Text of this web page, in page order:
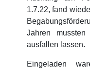
1.7.22, fand
Jahren
ausfallen lassen.
Eingeladen